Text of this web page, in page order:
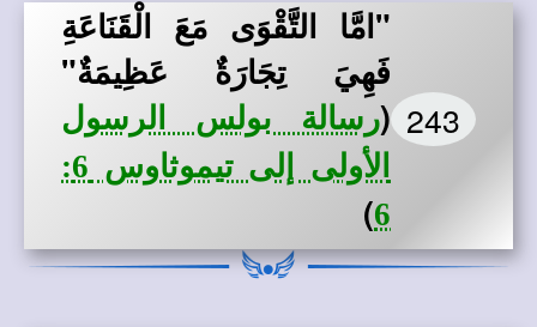
243
"امَّا التَّقْوَى مَعَ الْقَنَاعَةِ
فَهِيَ تِجَارَةٌ عَظِيمَةٌ"
(رسالة بولس الرسول
الأولى إلى تيموثاوس 6:
6
)